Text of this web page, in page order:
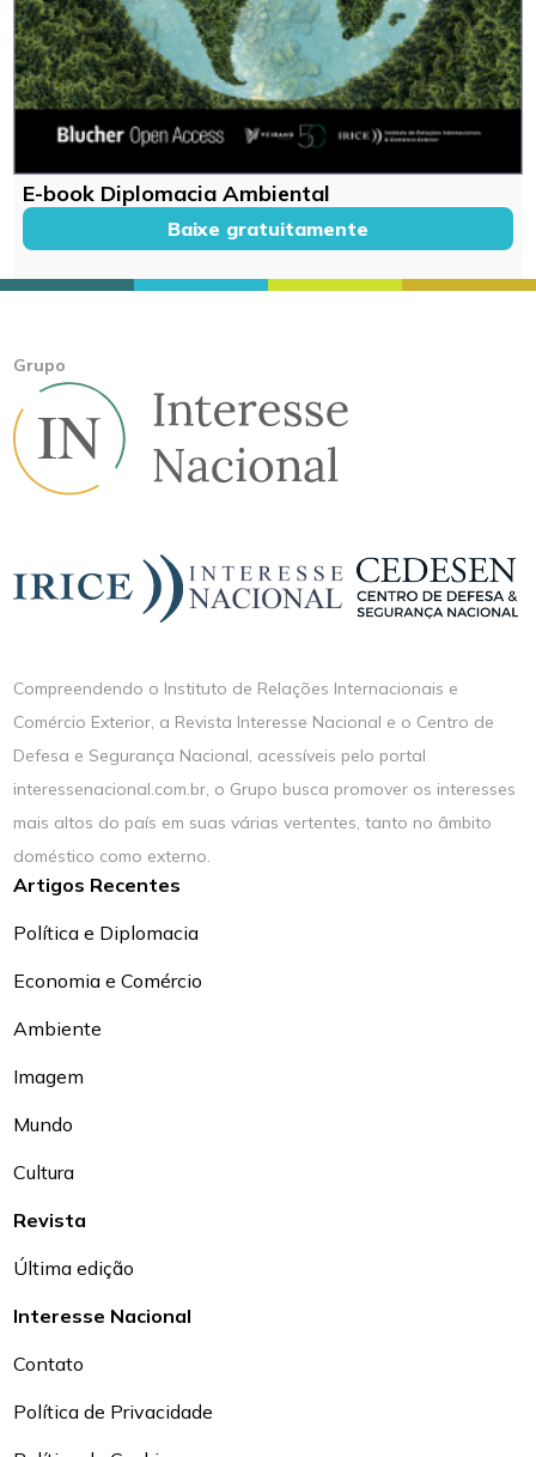
E-book Diplomacia Ambiental
Baixe gratuitamente
Grupo
Compreendendo o Instituto de Relações Internacionais e
Comércio Exterior, a Revista Interesse Nacional e o Centro de
Defesa e Segurança Nacional, acessíveis pelo portal
interessenacional.com.br, o Grupo busca promover os interesses
mais altos do país em suas várias vertentes, tanto no âmbito
doméstico como externo.
Artigos Recentes
Política e Diplomacia
Economia e Comércio
Ambiente
Imagem
Mundo
Cultura
Revista
Última edição
Interesse Nacional
Contato
Política de Privacidade